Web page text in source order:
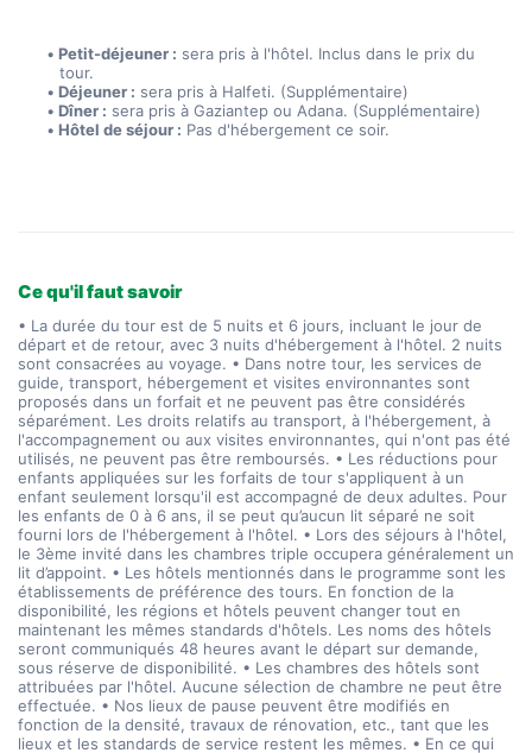
Petit-déjeuner : sera pris à l'hôtel. Inclus dans le prix du
tour.
Déjeuner : sera pris à Halfeti. (Supplémentaire)
Dîner : sera pris à Gaziantep ou Adana. (Supplémentaire)
Hôtel de séjour : Pas d'hébergement ce soir.
Ce qu'il faut savoir
• La durée du tour est de 5 nuits et 6 jours, incluant le jour de
départ et de retour, avec 3 nuits d'hébergement à l'hôtel. 2 nuits
sont consacrées au voyage. • Dans notre tour, les services de
guide, transport, hébergement et visites environnantes sont
proposés dans un forfait et ne peuvent pas être considérés
séparément. Les droits relatifs au transport, à l'hébergement, à
l'accompagnement ou aux visites environnantes, qui n'ont pas été
utilisés, ne peuvent pas être remboursés. • Les réductions pour
enfants appliquées sur les forfaits de tour s'appliquent à un
enfant seulement lorsqu'il est accompagné de deux adultes. Pour
les enfants de 0 à 6 ans, il se peut qu’aucun lit séparé ne soit
fourni lors de l'hébergement à l'hôtel. • Lors des séjours à l'hôtel,
le 3ème invité dans les chambres triple occupera généralement un
lit d’appoint. • Les hôtels mentionnés dans le programme sont les
établissements de préférence des tours. En fonction de la
disponibilité, les régions et hôtels peuvent changer tout en
maintenant les mêmes standards d'hôtels. Les noms des hôtels
seront communiqués 48 heures avant le départ sur demande,
sous réserve de disponibilité. • Les chambres des hôtels sont
attribuées par l'hôtel. Aucune sélection de chambre ne peut être
effectuée. • Nos lieux de pause peuvent être modifiés en
fonction de la densité, travaux de rénovation, etc., tant que les
lieux et les standards de service restent les mêmes. • En ce qui